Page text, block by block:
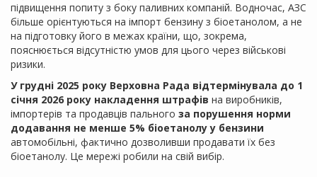
підвищення попиту з боку паливних компаній. Водночас, АЗС
більше орієнтуються на імпорт бензину з біоетанолом, а не
на підготовку його в межах країни, що, зокрема,
пояснюється відсутністю умов для цього через військові
ризики.
У грудні 2025 року Верховна Рада відтермінувала до 1
січня 2026 року накладення штрафів на виробників,
імпортерів та продавців пального за порушення норми
додавання не менше 5% біоетанолу у бензини
автомобільні, фактично дозволивши продавати їх без
біоетанолу. Це мережі робили на свій вибір.